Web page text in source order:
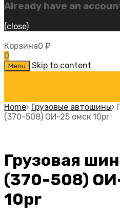
Already have an
(close)
Корзина0 ₽
0
Menu Skip to content
Home Грузовые автошины
(370-508) ОИ-25 омск 10pr
Грузовая
(370-508)
10pr